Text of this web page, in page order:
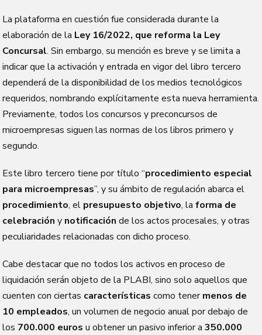
La plataforma en cuestión fue considerada durante la
elaboración de la Ley 16/2022, que reforma la Ley
Concursal. Sin embargo, su mención es breve y se limita a
indicar que la activación y entrada en vigor del libro tercero
dependerá de la disponibilidad de los medios tecnológicos
requeridos, nombrando explícitamente esta nueva herramienta.
Previamente, todos los concursos y preconcursos de
microempresas siguen las normas de los libros primero y
segundo.
Este libro tercero tiene por título “procedimiento especial
para microempresas”, y su ámbito de regulación abarca el
procedimiento, el presupuesto objetivo, laforma de
celebración y notificación de los actos procesales, y otras
peculiaridades relacionadas con dicho proceso.
Cabe destacar que no todos los activos en proceso de
liquidación serán objeto de la PLABI, sino solo aquellos que
cuenten con ciertas características como tenermenos de
10 empleados, un volumen de negocio anual por debajo de
los 700.000 euros u obtener un pasivo inferior a350.000